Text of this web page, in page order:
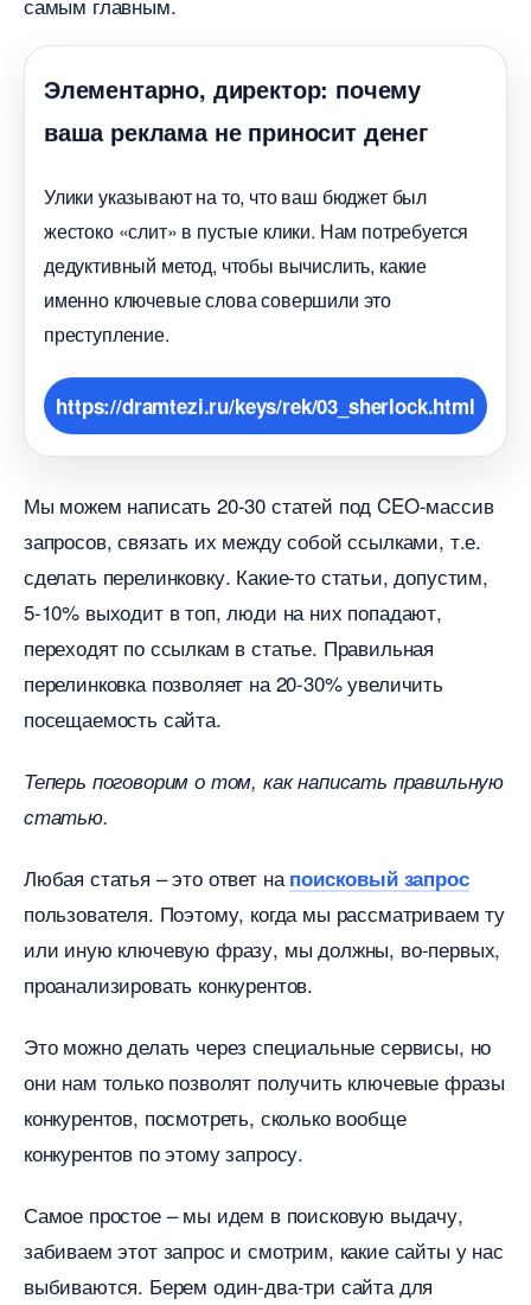
Элементарно, директор: почему
аша реклама не приносит дене
Улики указывают на то, что ваш бюджет был
жестоко «слит» в пустые клики. Нам потребуется
дедуктивный метод, чтобы вычислить, какие
именно ключевые слова совершили это
преступление.
https://dramtezi.ru/keys/rek/03_sherlock.html
Мы можем написать 20-30 статей под CEO-масси
запросов, связать их между собой ссылками, т.е.
сделать перелинковку. Какие-то статьи, допустим,
5-10% выходит в топ, люди на них попадают,
переходят по ссылкам в статье. Правильная
перелинковка позволяет на 20-30% увеличить
посещаемость сайта.
Теперь поговорим о том, как написать правильную
статью.
Любая статья – это ответ напоисковый запрос
пользователя. Поэтому, когда мы рассматриваем ту
или иную ключевую фразу, мы должны, во-первых,
проанализировать конкурентов.
Это можно делать через специальные сервисы, но
они нам только позволят получить ключевые фразы
конкурентов, посмотреть, сколько вообще
конкурентов по этому запросу.
Самое простое – мы идем в поисковую выдачу,
забиваем этот запрос и смотрим, какие сайты у нас
ыбиваются. Берем один-два-три сайта для